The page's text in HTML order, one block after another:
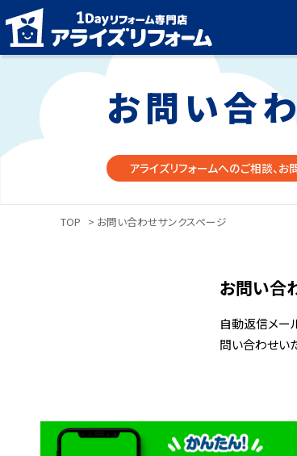
お問い合
アライズリフォームへのご相談、
TOP > お問い合わせサンクスページ
お問い合
自動返信メー
問い合わせい